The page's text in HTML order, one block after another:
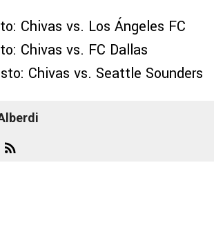
Chivas vs. Los Ángeles FC
Chivas vs. FC Dallas
Chivas vs. Seattle Sounders